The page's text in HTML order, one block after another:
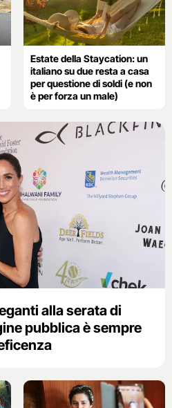
Estate della Staycation: un
italiano su due resta a casa
per questione di soldi (e non
è per forza un male)
alla serata di
pubblica è sempre